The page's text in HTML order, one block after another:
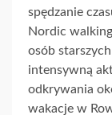
spędzanie
Nordic
osób
intensywną
odkrywania
wakacje w